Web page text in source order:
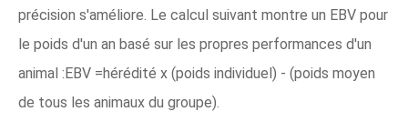
précision s'améliore. Le calcul suivant montre un EBV pour
le poids d'un an basé sur les propres performances d'un
animal :EBV =hérédité x (poids individuel) - (poids moyen
de tous les animaux du groupe).